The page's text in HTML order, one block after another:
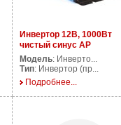
Инвертор 12В, 1000Вт
чистый синус AP
PS1000/12V
Модель: Инверто...
Тип: Инвертор (пр...
Подробнее...